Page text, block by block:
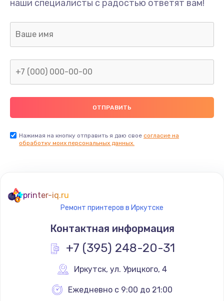
наши специалисты с радостью ответят вам!
Нажимая на кнопку отправить я даю свое согласие на
обработку моих персональных данных.
printer-iq.ru
Ремонт принтеров в Иркутске
Контактная информация
+7 (395) 248-20-31
Иркутск, ул. Урицкого, 4
Ежедневно с 9:00 до 21:00